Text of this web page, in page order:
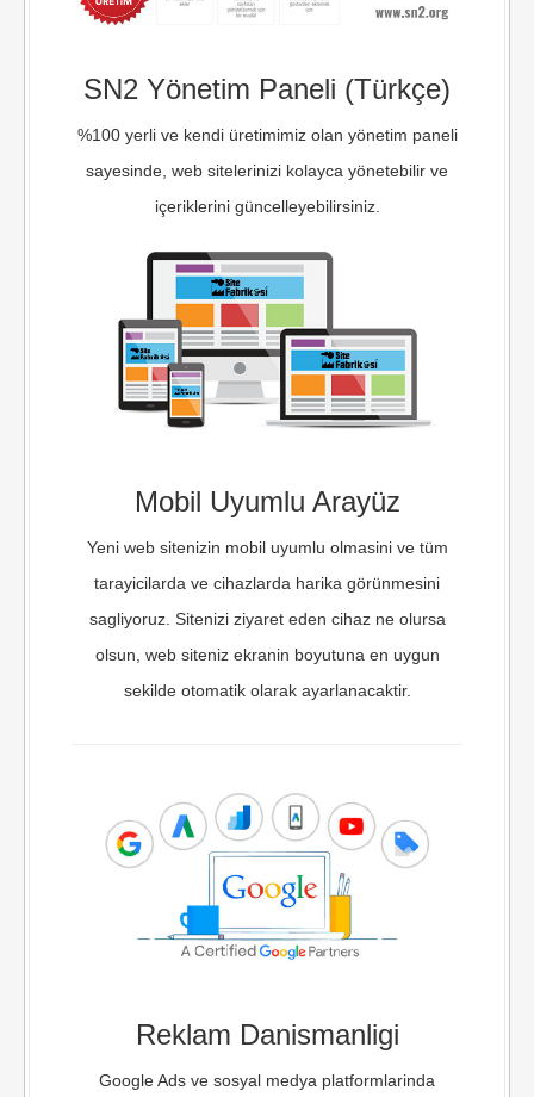
SN2 Yönetim Paneli (Türkçe)
%100 yerli ve kendi üretimimiz olan yönetim paneli
sayesinde, web sitelerinizi kolayca yönetebilir ve
içeriklerini güncelleyebilirsiniz.
Mobil Uyumlu Arayüz
Yeni web sitenizin mobil uyumlu olmasini ve tüm
tarayicilarda ve cihazlarda harika görünmesini
sagliyoruz. Sitenizi ziyaret eden cihaz ne olursa
olsun, web siteniz ekranin boyutuna en uygun
sekilde otomatik olarak ayarlanacaktir.
Reklam Danismanligi
Google Ads ve sosyal medya platformlarinda